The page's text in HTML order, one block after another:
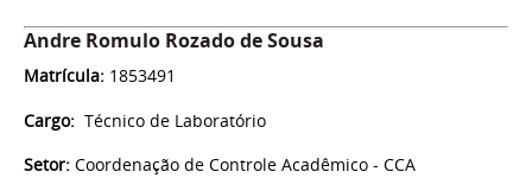
Andre Romulo Rozado de Sousa
Matrícula: 1853491
Cargo: Técnico de Laboratório
Setor: Coordenação de Controle Acadêmico - CCA